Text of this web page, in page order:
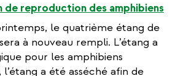
de reproduction des amphibiens
le quatrième étang de
à nouveau rempli. L’étang a
pour les amphibiens
l’étang a été asséché afin de